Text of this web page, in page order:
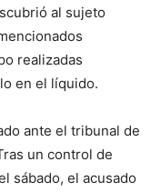
al sujeto
realizadas
en el líquido.
ante el tribunal de
un control de
sábado, el acusado